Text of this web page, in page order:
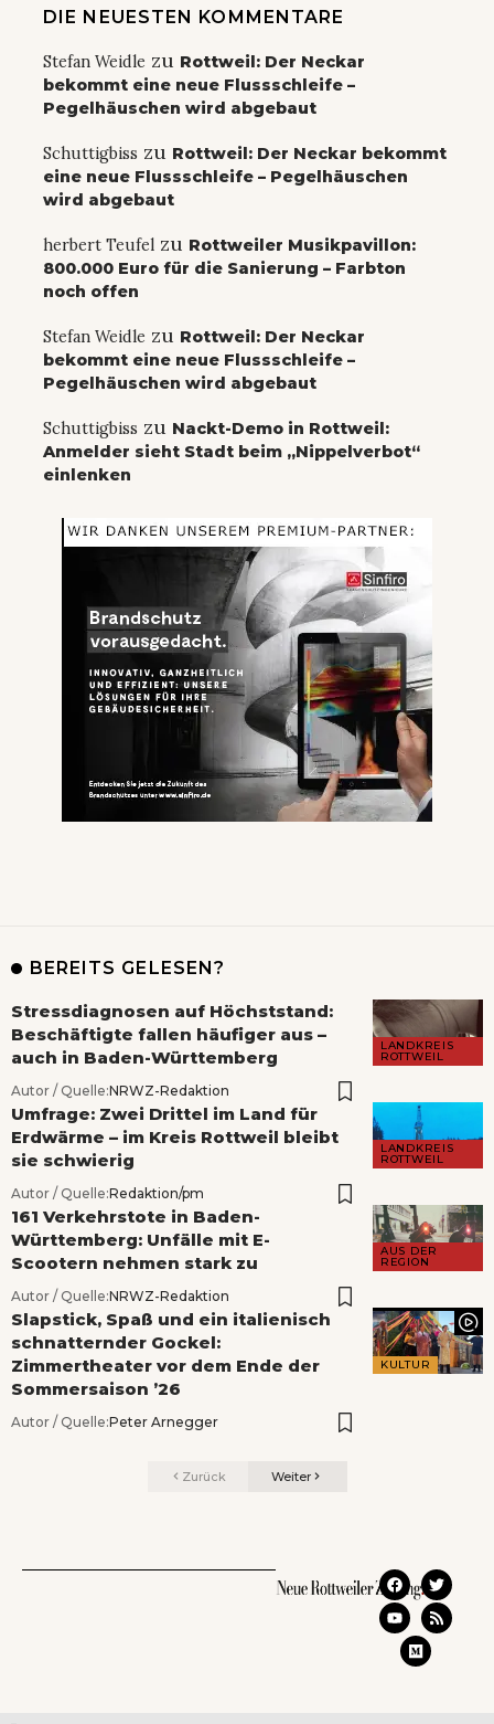
DIE NEUESTEN KOMMENTARE
Stefan Weidle zu Rottweil: Der Neckar
bekommt eine neue Flussschleife –
Pegelhäuschen wird abgebaut
Schuttigbiss zu Rottweil: Der Neckar bekommt
eine neue Flussschleife – Pegelhäuschen
wird abgebaut
herbert Teufel zu Rottweiler Musikpavillon:
800.000 Euro für die Sanierung – Farbton
noch offen
Stefan Weidle zu Rottweil: Der Neckar
bekommt eine neue Flussschleife –
Pegelhäuschen wird abgebaut
Schuttigbiss zu Nackt-Demo in Rottweil:
Anmelder sieht Stadt beim „Nippelverbot“
einlenken
BEREITS GELESEN?
LANDKREIS
ROTTWEIL
Stressdiagnosen auf Höchststand:
Beschäftigte fallen häufiger aus –
auch in Baden-Württemberg
Autor / Quelle:NRWZ-Redaktion
LANDKREIS
ROTTWEIL
Umfrage: Zwei Drittel im Land für
Erdwärme – im Kreis Rottweil bleibt
sie schwierig
Autor / Quelle:Redaktion/pm
AUS DER
REGION
161 Verkehrstote in Baden-
Württemberg: Unfälle mit E-
Scootern nehmen stark zu
Autor / Quelle:NRWZ-Redaktion
KULTUR
Slapstick, Spaß und ein italienisch
schnatternder Gockel:
Zimmertheater vor dem Ende der
Sommersaison ’26
Autor / Quelle:Peter Arnegger
Zurück Weiter